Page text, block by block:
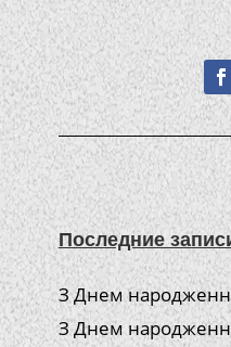
Последние
З Днем
З Днем